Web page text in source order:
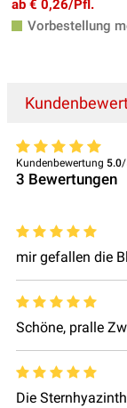
ab € 0,26/Pfl.
Vorbestellung
Kundenbewertung 5.0/
3 Bewertungen
mir gefallen die
Schöne, pralle
Die